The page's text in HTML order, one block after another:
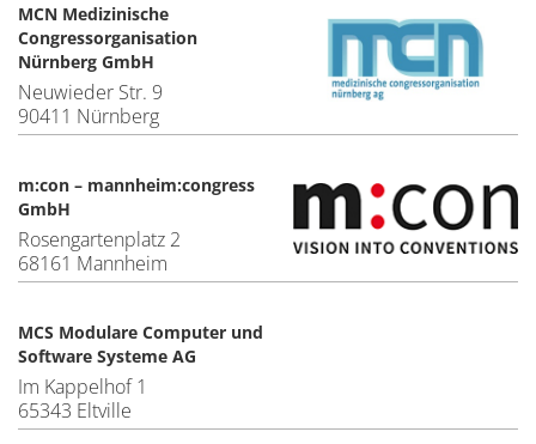
MCN Medizinische
Congressorganisation
Nürnberg GmbH
Neuwieder Str. 9
90411 Nürnberg
m:con – mannheim:congress
GmbH
Rosengartenplatz 2
68161 Mannheim
MCS Modulare Computer und
Software Systeme AG
Im Kappelhof 1
65343 Eltville